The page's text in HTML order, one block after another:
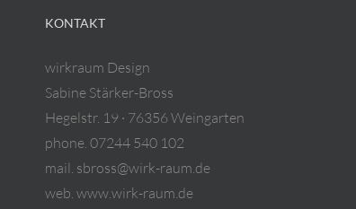
KONTAKT
wirkraum Design
Sabine Stärker-Bross
Hegelstr. 19 · 76356 Weingarten
phone. 07244 540 102
mail. sbross@wirk-raum.de
web. www.wirk-raum.de